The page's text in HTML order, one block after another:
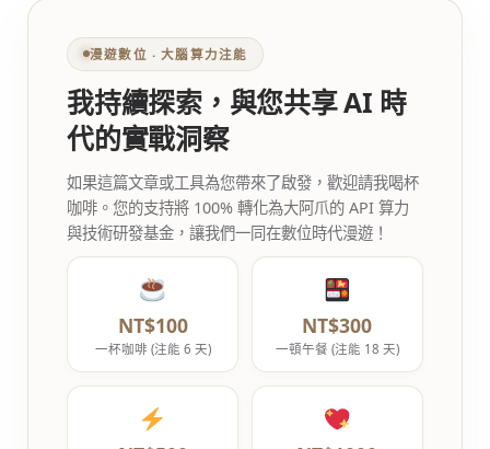
漫遊數位 ‧ 大腦算力注能
我持續探索，與您共享 AI 時
代的實戰洞察
如果這篇文章或工具為您帶來了啟發，歡迎請我喝杯
咖啡。您的支持將 100% 轉化為大阿爪的 API 算力
與技術研發基金，讓我們一同在數位時代漫遊！
NT$100
一杯咖啡 (注能 6 天)
NT$300
一頓午餐 (注能 18 天)